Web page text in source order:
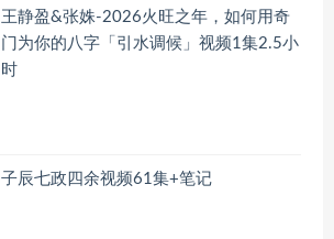
王静盈&张姝-2026火旺之年，如何用奇
门为你的八字「引水调候」视频1集2.5小
时
子辰七政四余视频61集+笔记